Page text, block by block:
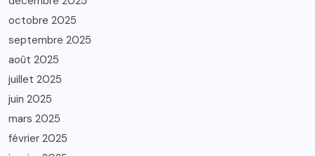
octobre 2025
septembre 2025
août 2025
juillet 2025
juin 2025
mars 2025
février 2025